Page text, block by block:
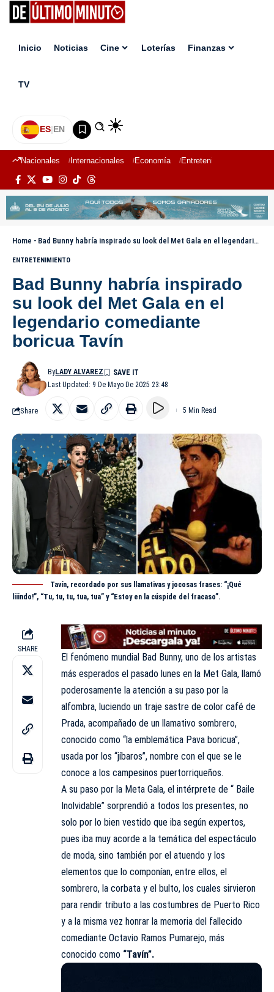
Inicio Noticias Cine Loterías Finanzas
TV
ES|EN
Nacionales Internacionales Economía Entretenimiento
Home - Bad Bunny habría inspirado su look del Met Gala en el legendario comediante boricua Tavín
ENTRETENIMIENTO
Bad Bunny habría inspirado
su look del Met Gala en el
legendario comediante
boricua Tavín
Last Updated: 9 De Mayo De 2025 23:48
ByLADY ALVAREZ
Share 5 Min Read
Tavín, recordado por sus llamativas y jocosas frases: “¡Qué
liiindo!”, “Tu, tu, tu, tua, tua” y “Estoy en la cúspide del fracaso”.
SHARE
El fenómeno mundial Bad Bunny, uno de los artistas
más esperados el pasado lunes en la Met Gala, llamó
poderosamente la atención a su paso por la
alfombra, luciendo un traje sastre de color café de
Prada, acompañado de un llamativo sombrero,
conocido como “la emblemática Pava boricua”,
usada por los “jíbaros”, nombre con el que se le
conoce a los campesinos puertorriqueños.
A su paso por la Meta Gala, el intérprete de “ Baile
Inolvidable” sorprendió a todos los presentes, no
solo por lo bien vestido que iba según expertos,
pues iba muy acorde a la temática del espectáculo
de moda, sino también por el atuendo y los
elementos que lo componían, entre ellos, el
sombrero, la corbata y el bulto, los cuales sirvieron
para rendir tributo a las costumbres de Puerto Rico
y a la misma vez honrar la memoria del fallecido
comediante Octavio Ramos Pumarejo, más
conocido como “Tavín”.